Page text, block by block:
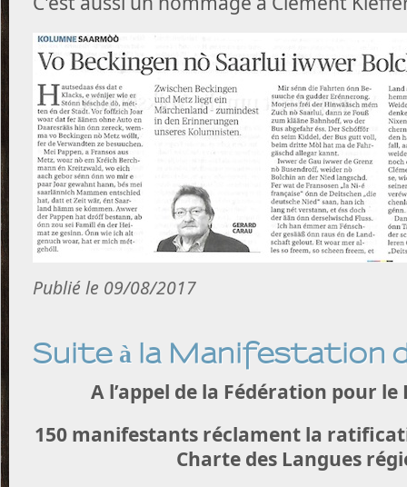
Publié le 09/08/2017
Suite à la Manifestation
A l’appel de la Fédération pour
150 manifestants réclament la
Charte des Langues